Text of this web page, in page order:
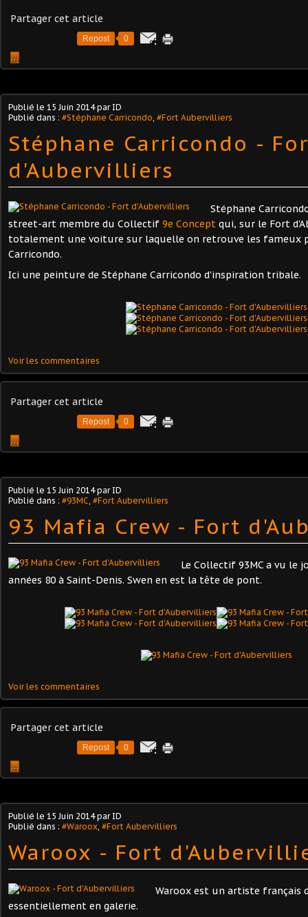
Partager cet article
Repost 0
…
Publié le 15 Juin 2014par ID
Publié dans : #Stéphane Carricondo, #Fort Aubervilliers
Stéphane Carricondo -
d'Aubervilliers
Stéphane
street-art membre du Collectif 9e Concept qui, sur le Fort
totalement une voiture sur laquelle on retrouve les fameux
Carricondo.
Ici une peinture de Stéphane Carricondo d'inspiration tribale.
Voir les commentaires
Partager cet article
Repost 0
…
Publié le 15 Juin 2014par ID
Publié dans : #93MC, #Fort Aubervilliers
93 Mafia Crew - Fort
Le Collectif 93MC a vu le
années 80 à Saint-Denis. Swen en est la tête de pont.
Voir les commentaires
Partager cet article
Repost 0
…
Publié le 15 Juin 2014par ID
Publié dans : #Waroox, #Fort Aubervilliers
Waroox - Fort
Waroox est un artiste français
essentiellement en galerie.